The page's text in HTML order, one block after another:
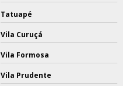
Tatuapé
Vila Curuçá
Vila Formosa
Vila Prudente